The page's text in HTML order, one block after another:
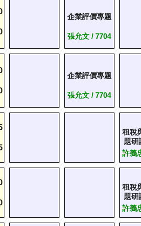
企業評價專題
張允文 / 7704
企業評價專題
張允文 / 7704
租稅
題研
許義
租稅
題研
許義